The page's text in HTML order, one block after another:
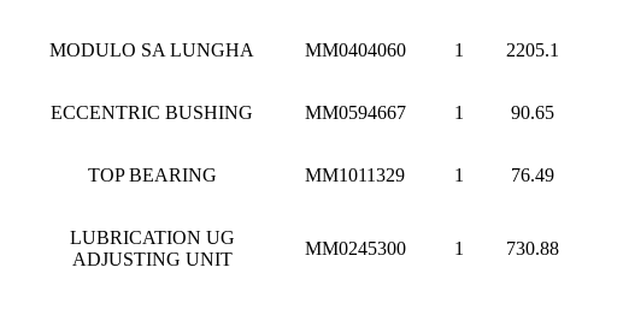
MODULO SA LUNGHA MM0404060 1 2205.1
ECCENTRIC BUSHING MM0594667 1 90.65
TOP BEARING MM1011329 1 76.49
LUBRICATION UG
ADJUSTING UNIT
MM0245300 1 730.88